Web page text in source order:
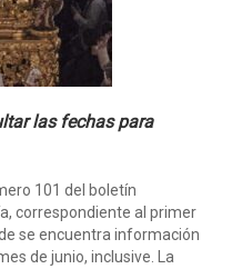
las fechas para
101 del boletín
correspondiente al primer
se encuentra información
de junio, inclusive. La